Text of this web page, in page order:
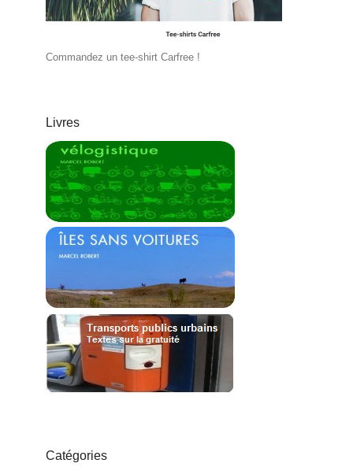
Commandez un tee-shirt Carfree !
Livres
Catégories